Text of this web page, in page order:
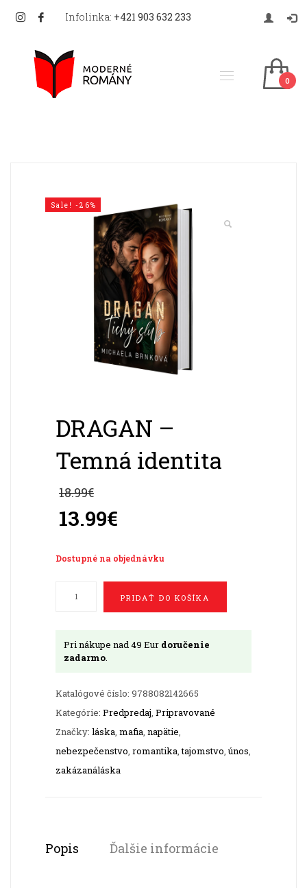
Infolinka: +421 903 632 233
Sale! -26%
DRAGAN –
Temná identita
18.99€
cena
bola:
13.99€
cena
13.99€.
Dostupné na objednávku
Temná
PRIDAŤ DO KOŠÍKA
Pri nákupe nad 49 Eur doručenie
zadarmo.
Katalógové číslo: 9788082142665
Kategórie: Predpredaj, Pripravované
Značky: láska, mafia, napätie,
nebezpečenstvo, romantika,tajomstvo, únos,
zakázanáláska
Popis Ďalšie informácie